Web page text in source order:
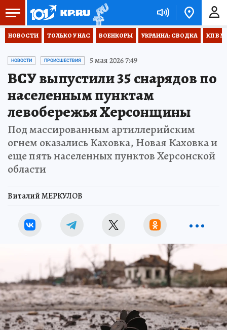
НОВОСТИ ТОЛЬКО У НАС ВОЕНКОРЫ УКРАИНА: СВОДКА КП В
НОВОСТИ ПРОИСШЕСТВИЯ 5 мая 2026 7:49
ВСУ выпустили 35 снарядов по
населенным пунктам
левобережья Херсонщины
Под массированным артиллерийским
огнем оказались Каховка, Новая Каховка и
еще пять населенных пунктов Херсонской
области
Виталий МЕРКУЛОВ